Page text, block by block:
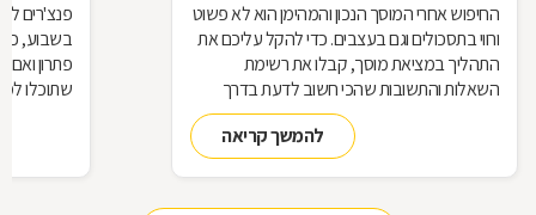
החיפוש אחרי המוסך הנכון והמהימן הוא לא פשוט
ורווי בתסכולים וגם בעצבים. כדי להקל עליכם את
התהליך במציאת מוסך, קבלו את רשימת
השאלות והתשובות שהכי חשוב לדעת בדרך
להמשך קריאה
פנצ'רים
בשבוע,
פתרון
שתוכלו